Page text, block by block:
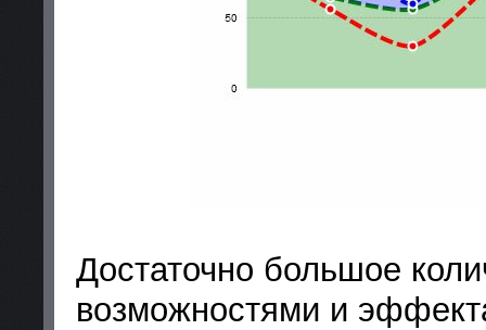
Достаточно большое
возможностями и